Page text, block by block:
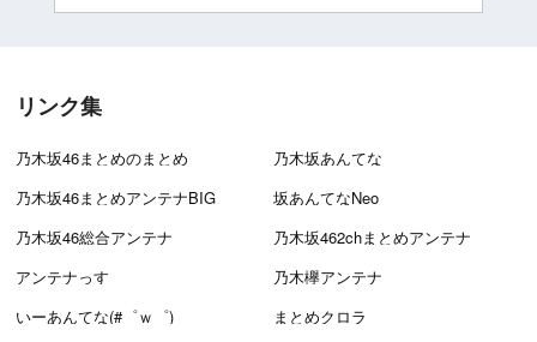
リンク集
乃木坂46まとめのまとめ
乃木坂あんてな
乃木坂46まとめアンテナBIG
坂あんてなNeo
乃木坂46総合アンテナ
乃木坂462chまとめアンテナ
アンテナっす
乃木欅アンテナ
いーあんてな(#゜ｗ゜)
まとめクロラ